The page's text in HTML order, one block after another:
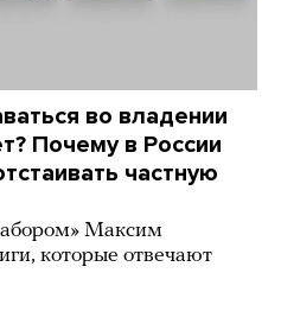
во владении
Почему в России
частную
Максим
которые отвечают